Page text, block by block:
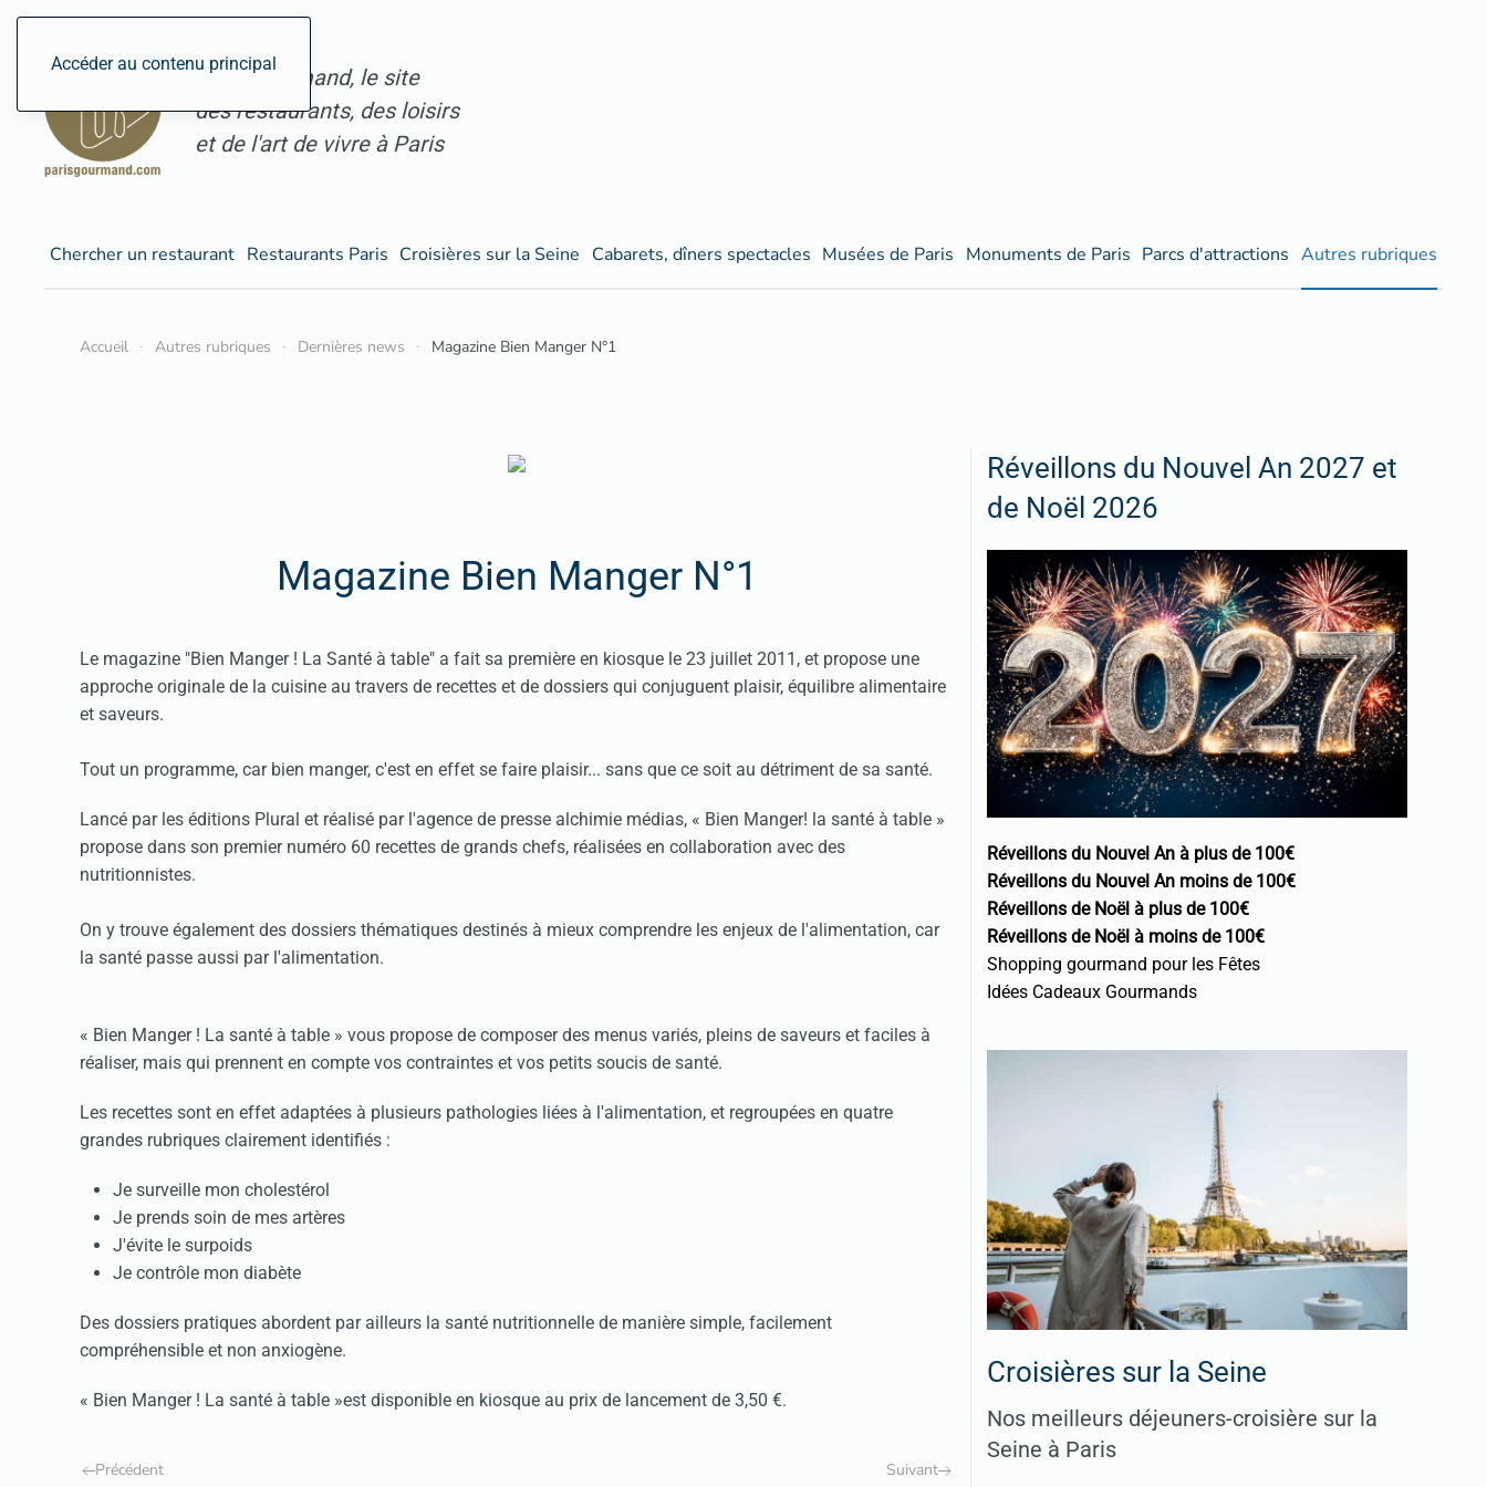
Accéder au contenu principal
ParisGourmand, le site
des restaurants, des loisirs
et de l'art de vivre à Paris
Chercher un restaurant Restaurants Paris Croisières sur la Seine Cabarets, dîners spectacles Musées de Paris Monuments de Paris Parcs d'attractions Autres rubriques
Accueil Autres rubriques Dernières news Magazine Bien Manger N°1
Magazine Bien Manger N°1
Le magazine "Bien Manger ! La Santé à table" a fait sa première en kiosque le 23 juillet 2011, et propose une
approche originale de la cuisine au travers de recettes et de dossiers qui conjuguent plaisir, équilibre alimentaire
et saveurs.
Tout un programme, car bien manger, c'est en effet se faire plaisir... sans que ce soit au détriment de sa santé.
Lancé par les éditions Plural et réalisé par l'agence de presse alchimie médias, « Bien Manger! la santé à table »
propose dans son premier numéro 60 recettes de grands chefs, réalisées en collaboration avec des
nutritionnistes.
On y trouve également des dossiers thématiques destinés à mieux comprendre les enjeux de l'alimentation, car
la santé passe aussi par l'alimentation.
« Bien Manger ! La santé à table » vous propose de composer des menus variés, pleins de saveurs et faciles à
réaliser, mais qui prennent en compte vos contraintes et vos petits soucis de santé.
Les recettes sont en effet adaptées à plusieurs pathologies liées à l'alimentation, et regroupées en quatre
grandes rubriques clairement identifiés :
Je surveille mon cholestérol
Je prends soin de mes artères
J'évite le surpoids
Je contrôle mon diabète
Des dossiers pratiques abordent par ailleurs la santé nutritionnelle de manière simple, facilement
compréhensible et non anxiogène.
« Bien Manger ! La santé à table »est disponible en kiosque au prix de lancement de 3,50 €.
Précédent Suivant
Réveillons du Nouvel An 2027 et
de Noël 2026
Réveillons du Nouvel An à plus de 100€
Réveillons du Nouvel An moins de 100€
Réveillons de Noël à plus de 100€
Réveillons de Noël à moins de 100€
Shopping gourmand pour les Fêtes
Idées Cadeaux Gourmands
Croisières sur la Seine
Nos meilleurs déjeuners-croisière sur la
Seine à Paris